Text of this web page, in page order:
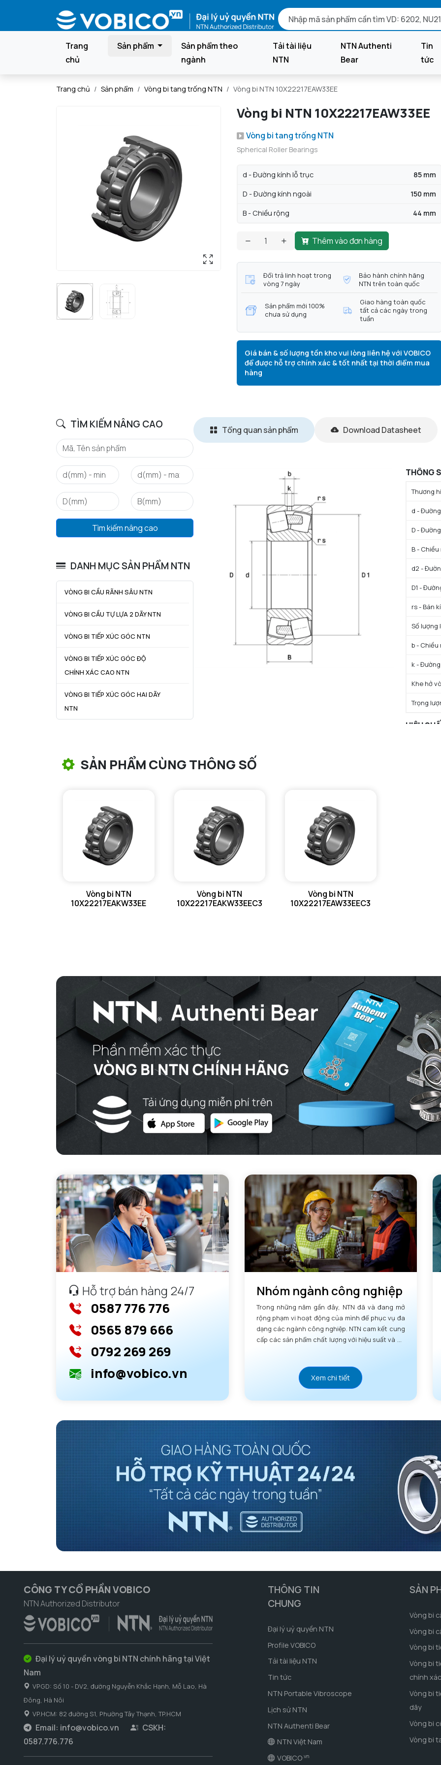
Trang
chủ
Sản phẩm
Sản phẩm theo
ngành
Tải tài liệu
NTN
NTN Authenti
Bear
Tin
tức
Trang chủ Sản phẩm Vòng bi tang trống NTN Vòng bi NTN 10X22217EAW33EE
Vòng bi NTN 10X22217EAW33EE
Vòng bi tang trống NTN
Spherical Roller Bearings
d - Đường kính lỗ trục 85 mm
D - Đường kính ngoài 150 mm
B - Chiều rộng 44 mm
Thêm vào đơn hàng
Đổi trả linh hoạt trong
vòng 7 ngày
Bảo hành chính hãng
NTN trên toàn quốc
Sản phẩm mới 100%
chưa sử dụng
Giao hàng toàn quốc
tất cả các ngày trong
tuần
Giá bán & số lượng tồn kho vui lòng liên hệ với VOBICO
để được hỗ trợ chính xác & tốt nhất tại thời điểm mua
hàng
TÌM KIẾM NÂNG CAO
Tìm kiếm nâng cao
DANH MỤC SẢN PHẨM NTN
VÒNG BI CẦU RÃNH SÂU NTN
VÒNG BI CẦU TỰ LỰA 2 DÃY NTN
VÒNG BI TIẾP XÚC GÓC NTN
VÒNG BI TIẾP XÚC GÓC ĐỘ
CHÍNH XÁC CAO NTN
VÒNG BI TIẾP XÚC GÓC HAI DÃY
NTN
VÒNG BI ĐŨA TRỤ NTN
VÒNG BI KIM NTN
VÒNG BI CHẶN TRỤC NTN
GỐI ĐỠ NTN
Tổng quan sản phẩm Download Datasheet
THÔNG
Thương
d -
D -
B - Chiều
d2 -
D1 -
rs - Bán
Số lượng
b -
k -
Khe hở
Trọng
HIỆU
db -
Da max
ra max -
SẢN PHẨM CÙNG THÔNG SỐ
Vòng bi NTN
10X22217EAKW33EE
Vòng bi NTN
10X22217EAKW33EEC3
Vòng bi NTN
10X22217EAW33EEC3
Hỗ trợ bán hàng 24/7
0587 776 776
0565 879 666
0792 269 269
info@vobico.vn
Nhóm ngành công nghiệp
Trong những năm gần đây, NTN đã và đang mở
rộng phạm vi hoạt động của mình để phục vụ đa
dạng các ngành công nghiệp. NTN cam kết cung
cấp các sản phẩm chất lượng với hiệu suất và độ
Xem chi tiết
CÔNG TY CỔ PHẦN VOBICO
NTN Authorized Distributor
Đại lý uỷ quyền vòng bi NTN chính hãng tại Việt
Nam
VPGD: Số 10 - DV2, đường Nguyễn Khắc Hạnh, Mỗ Lao, Hà
Đông, Hà Nôi
VP.HCM: 82 đường S1, Phường Tây Thạnh, TP.HCM
Email: info@vobico.vn
CSKH:
0587.776.776
THÔNG TIN
CHUNG
Đại lý uỷ quyền NTN
Profile VOBICO
Tải tài liệu NTN
Tin tức
NTN Portable Vibroscope
Lịch sử NTN
NTN Authenti Bear
NTN Việt Nam
VOBICO .vn
SẢN
Vòng bi
Vòng bi
Vòng bi
Vòng bi
chính
Vòng bi
dãy
Vòng bi
Vòng bi